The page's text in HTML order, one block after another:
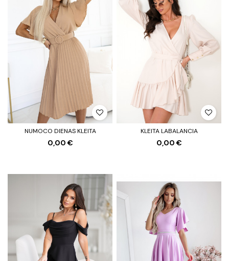
NUMOCO DIENAS KLEITA
0,00 €
KLEITA LABALANCIA
0,00 €